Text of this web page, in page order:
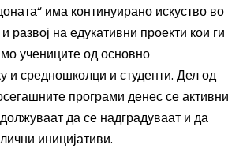
има континуирано искуство во
развој на едукативни проекти кои ги
учениците од основно
и средношколци и студенти. Дел од
програми денес се активни
да се надградуваат и да
иницијативи.